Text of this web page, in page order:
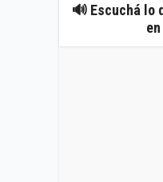
🔊 Escuchá lo